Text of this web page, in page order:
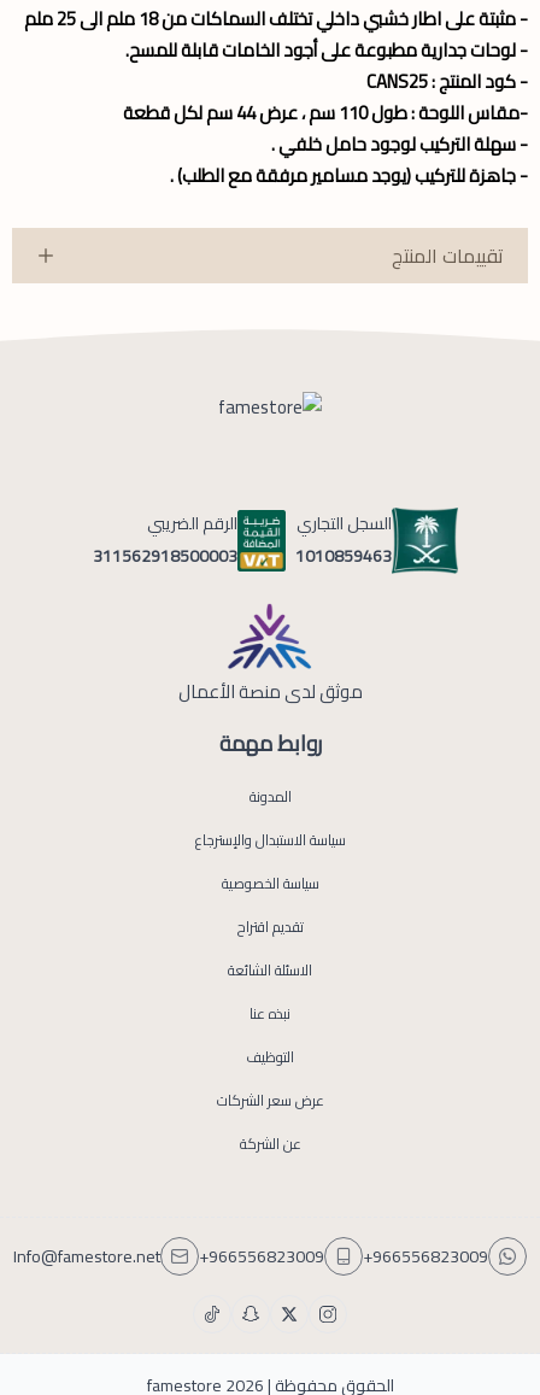
- مثبتة على اطار خشبي داخلي تختلف السماكات من 18 ملم الى 25 ملم
- لوحات جدارية مطبوعة على أجود الخامات قابلة للمسح.
- كود المنتج : CANS25
-مقاس اللوحة : طول 110 سم ، عرض 44 سم لكل قطعة
- سهلة التركيب لوجود حامل خلفي .
- جاهزة للتركيب (يوجد مسامير مرفقة مع الطلب) .
تقييمات المنتج
روابط مهمة
المدونة
سياسة الاستبدال والإسترجاع
سياسة الخصوصية
تقديم اقتراح
الاسئلة الشائعة
نبذه عنا
التوظيف
عرض سعر الشركات
عن الشركة
السجل التجاري
1010859463
الرقم الضريبي
311562918500003
موثق لدى منصة الأعمال
+966556823009
+966556823009
Info@famestore.net
الحقوق محفوظة | 2026 famestore